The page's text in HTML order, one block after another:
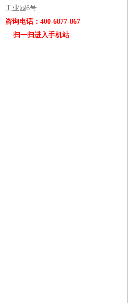
工业园6号
咨询电话：400-6877-867
扫一扫进入手机站